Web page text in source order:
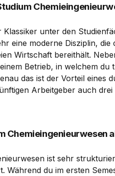
unter den
eine moderne Disziplin,
Wirtschaft bereithält.
Betrieb, in welchem du
das ist der Vorteil eines
Arbeitgeber auch
Chemieingenieurwesen
ist sehr
Während du im ersten